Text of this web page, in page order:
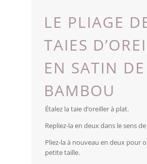
LE PLIAGE
TAIES
EN SATIN DE
BAMBOU
Étalez la taie d’oreiller à plat.
Repliez-la en deux dans le sens
Pliez-la à nouveau en deux pour
petite taille.